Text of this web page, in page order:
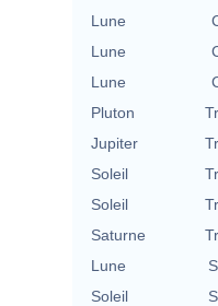
Lune
Lune
Lune
Pluton
Jupiter
Soleil
Soleil
Saturne
Lune
Soleil